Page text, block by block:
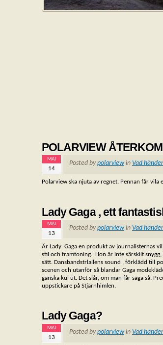
POLARVIEW
MAJ
14
Posted bypolarview in Vad
Polarview ska njuta av regnet. Pennan får vila
Lady Gaga , ett
MAJ
13
Posted bypolarview in Vad
Är Lady Gaga en produkt av journalisternas
stil och framtoning. Hon är inte särskilt
sätt. Dansbandstrlallens sound , förklädd till
scenen och utanför så blandar Gaga
ganska kul ut. Det slår, om man får säga så.
uppstickare på Stjärnhimlen.
Lady Gaga?
MAJ
13
Posted bypolarview in Vad